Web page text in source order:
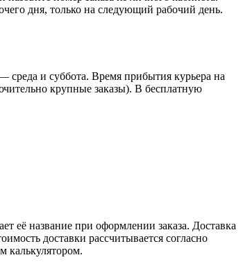
дня, только на следующий рабочий день.
и суббота. Время прибытия курьера на
крупные заказы). В бесплатную
её название при оформлении заказа. Доставка
доставки рассчитывается согласно
калькулятором.